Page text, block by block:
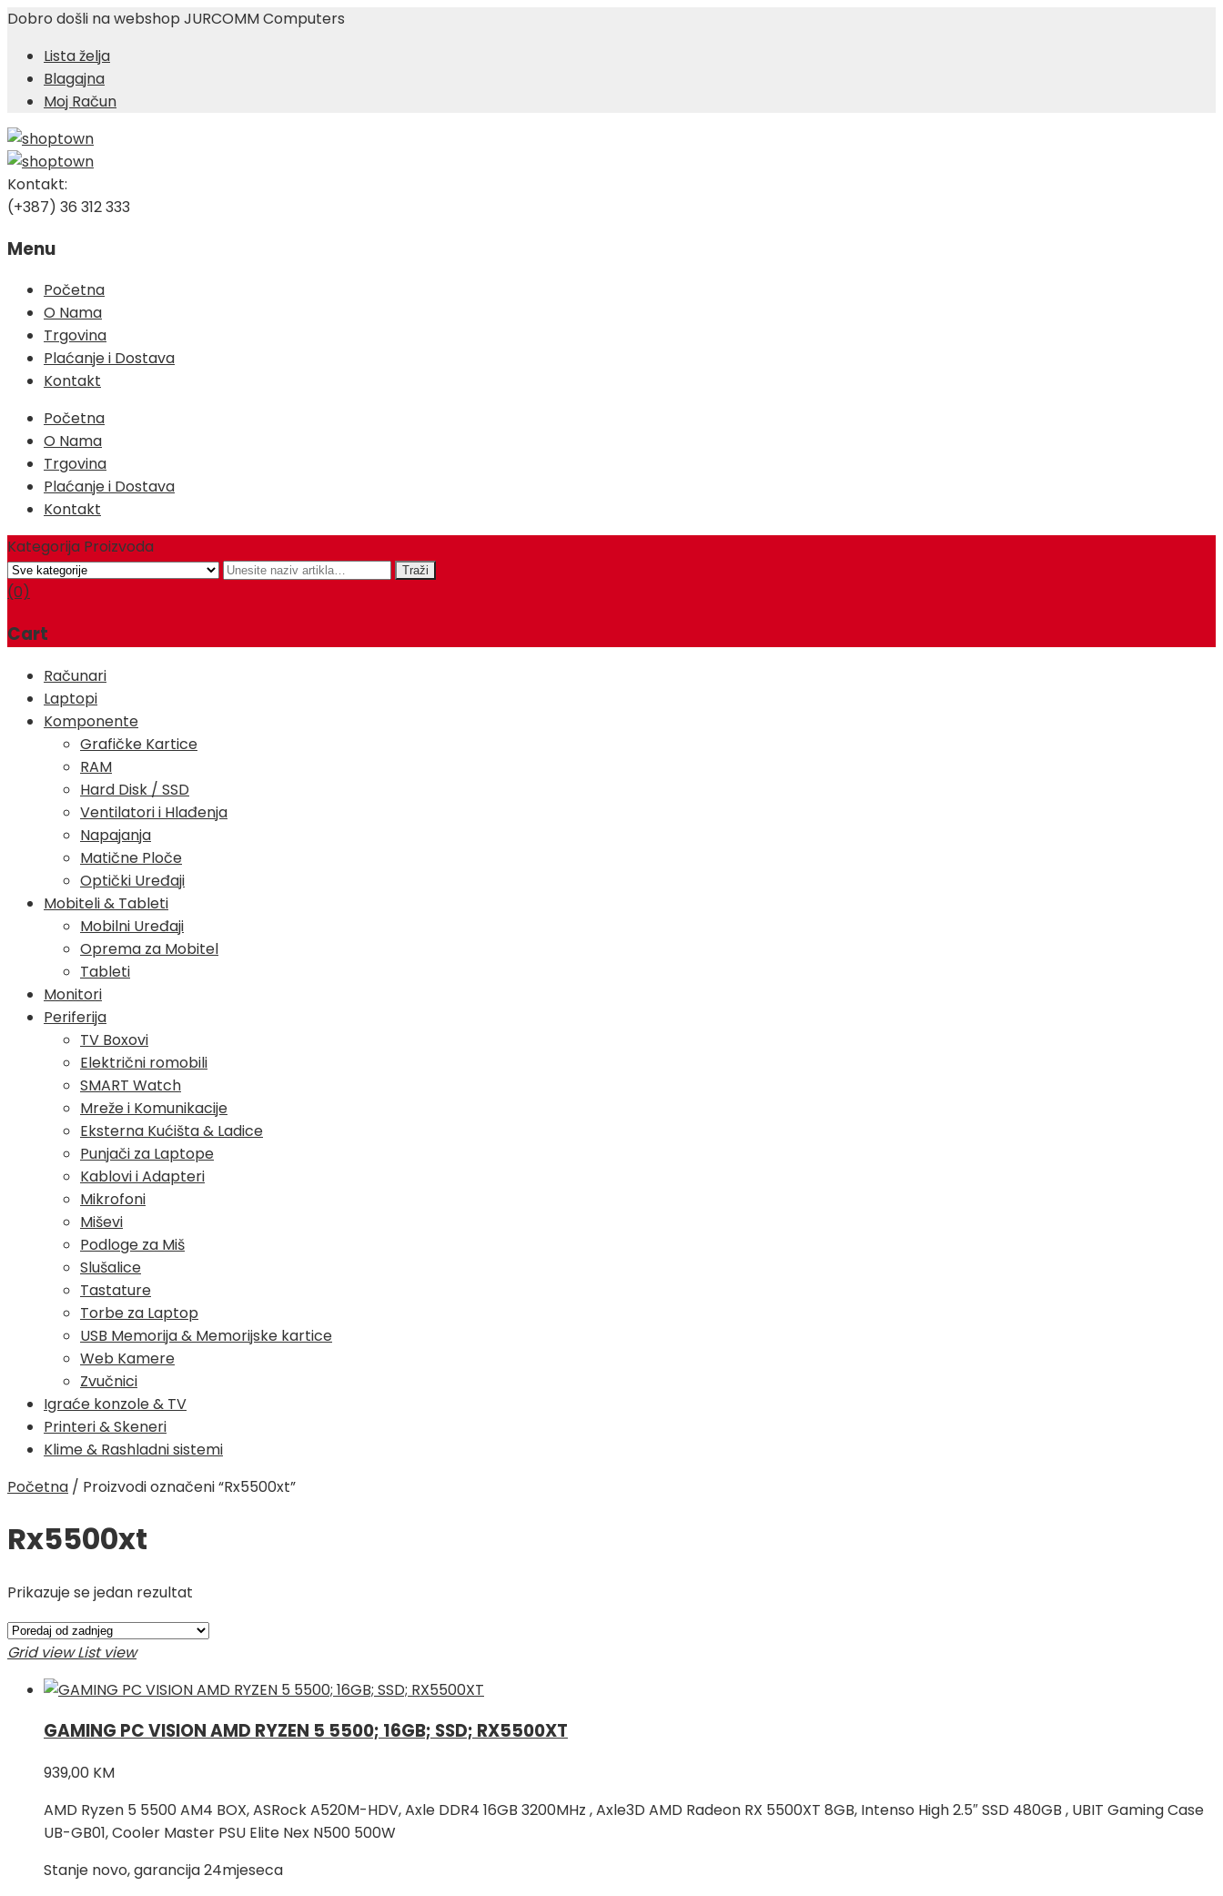
Dobro došli na webshop JURCOMM Computers
Lista želja
Blagajna
Moj Račun
Kontakt:
(+387) 36 312 333
Menu
Skip
content
Početna
O Nama
Trgovina
Plaćanje i Dostava
Kontakt
Početna
O Nama
Trgovina
Plaćanje i Dostava
Kontakt
Kategorija Proizvoda
(0)
Cart
Računari
Laptopi
Komponente
Grafičke Kartice
RAM
Hard Disk / SSD
Ventilatori i Hlađenja
Napajanja
Matične Ploče
Optički Uređaji
Mobiteli & Tableti
Mobilni Uređaji
Oprema za Mobitel
Tableti
Monitori
Periferija
TV Boxovi
Električni romobili
SMART Watch
Mreže i Komunikacije
Eksterna Kućišta & Ladice
Punjači za Laptope
Kablovi i Adapteri
Mikrofoni
Miševi
Podloge za Miš
Slušalice
Tastature
Torbe za Laptop
USB Memorija & Memorijske kartice
Web Kamere
Zvučnici
Igraće konzole & TV
Printeri & Skeneri
Klime & Rashladni sistemi
Početna / Proizvodi označeni “Rx5500xt”
Rx5500xt
Prikazuje se jedan rezultat
Grid view List view
GAMING PC VISION AMD RYZEN 5 5500; 16GB; SSD; RX5500XT
939,00 KM
AMD Ryzen 5 5500 AM4 BOX, ASRock A520M-HDV, Axle DDR4 16GB 3200MHz , Axle3D AMD Radeon RX 5500XT 8GB, Intenso High 2.5″ SSD 480GB , UBIT Gaming Case
UB-GB01, Cooler Master PSU Elite Nex N500 500W
Stanje novo, garancija 24mjeseca